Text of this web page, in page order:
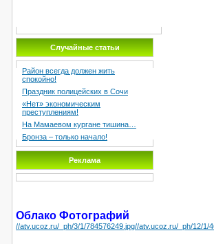
Случайные статьи
Район всегда должен жить
спокойно!
Праздник полицейских в Cочи
«Нет» экономическим
преступлениям!
На Мамаевом кургане тишина…
Бронза – только начало!
Реклама
Облако Фотографий
//atv.ucoz.ru/_ph/3/1/784576249.jpg//atv.ucoz.ru/_ph/12/1/